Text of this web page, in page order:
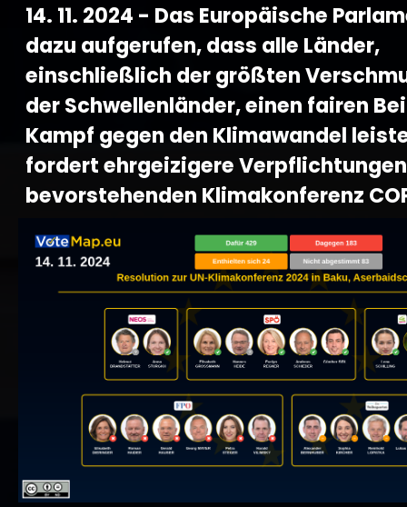
14. 11. 2024 - Das Europäische
dazu aufgerufen, dass alle Länder,
einschließlich der größten
der Schwellenländer, einen fairen
Kampf gegen den Klimawandel
fordert ehrgeizigere
bevorstehenden Klimakonferenz